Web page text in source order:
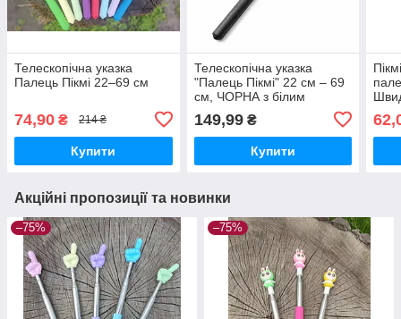
Телескопічна указка
Палець Пікмі 22–69 см
74,90 ₴ 214 ₴
Купити
Телескопічна указка
"Палець Пікмі" 22 см – 69
см, ЧОРНА з білим
149,99₴
Купити
Акційні пропозиції та новинки
–75% –75%